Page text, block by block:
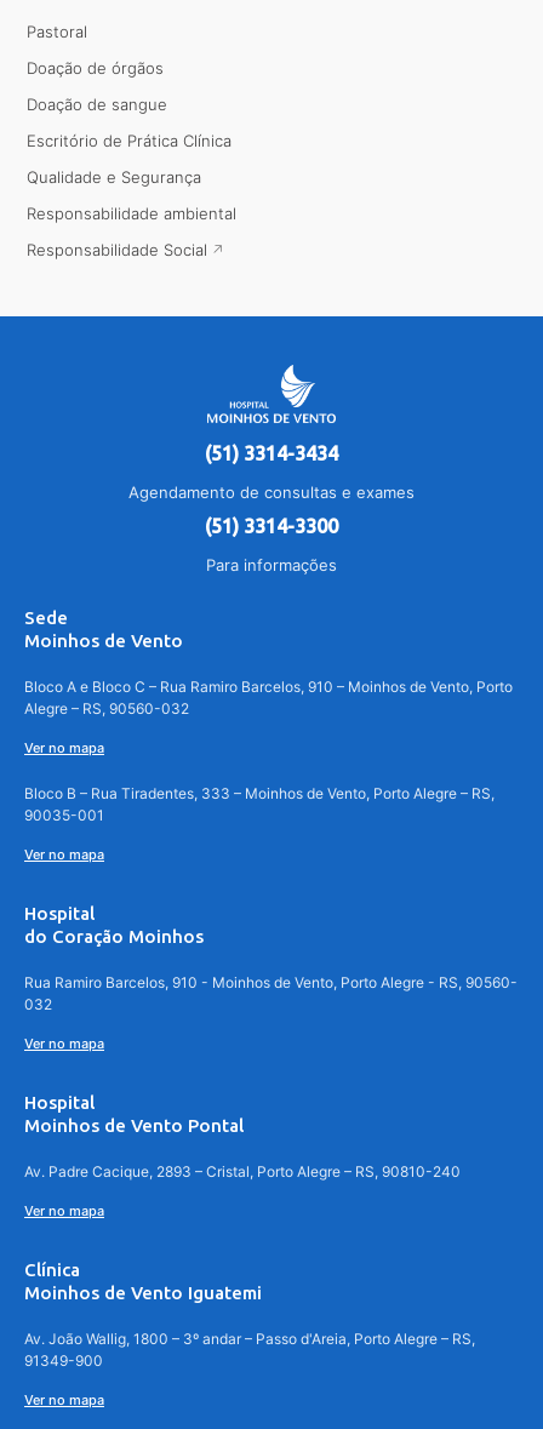
Pastoral
Doação de órgãos
Doação de sangue
Escritório de Prática Clínica
Qualidade e Segurança
Responsabilidade ambiental
Responsabilidade Social
(51) 3314-3434
Agendamento de consultas e exames
(51) 3314-3300
Para informações
Sede
Moinhos de Vento
Bloco A e Bloco C – Rua Ramiro Barcelos, 910 – Moinhos de Vento, Porto
Alegre – RS, 90560-032
Ver no mapa
Bloco B – Rua Tiradentes, 333 – Moinhos de Vento, Porto Alegre – RS,
90035-001
Ver no mapa
Hospital
do Coração Moinhos
Rua Ramiro Barcelos, 910 - Moinhos de Vento, Porto Alegre - RS, 90560-
032
Ver no mapa
Hospital
Moinhos de Vento Pontal
Av. Padre Cacique, 2893 – Cristal, Porto Alegre – RS, 90810-240
Ver no mapa
Clínica
Moinhos de Vento Iguatemi
Av. João Wallig, 1800 – 3º andar – Passo d'Areia, Porto Alegre – RS,
91349-900
Ver no mapa